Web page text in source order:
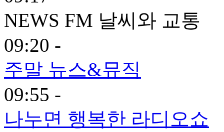
NEWS FM 날씨와 교통
09:20 -
주말 뉴스&뮤직
09:55 -
나누면 행복한 라디오쇼